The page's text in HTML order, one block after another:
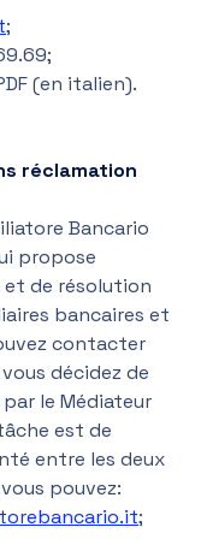
;
(en italien).
réclamation
Bancario
propose
de résolution
bancaires et
contacter
décidez de
le Médiateur
est de
entre les deux
pouvez:
;